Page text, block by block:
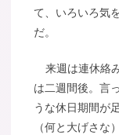
て、いろいろ気
だ。
来週は連休絡
は二週間後。言
うな休日期間が
（何と大げさな）